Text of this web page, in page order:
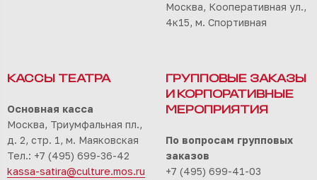
Москва, Кооперативная ул.,
4к15, м. Спортивная
КАССЫ ТЕАТРА
Основная касса
Москва, Триумфальная пл.,
д. 2, стр. 1, м. Маяковская
Тел.: +7 (495) 699-36-42
kassa-satira@culture.mos.ru
ГРУППОВЫЕ ЗАКАЗЫ
И КОРПОРАТИВНЫЕ
МЕРОПРИЯТИЯ
По вопросам групповых
заказов
+7 (495) 699-41-03